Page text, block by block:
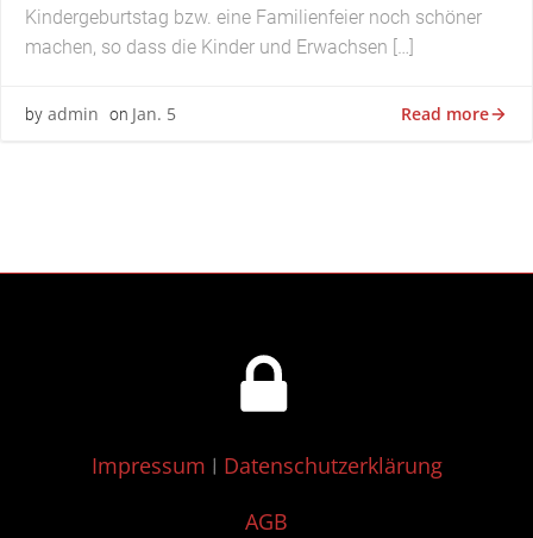
Kindergeburtstag bzw. eine Familienfeier noch schöner
machen, so dass die Kinder und Erwachsen […]
by admin on Jan. 5 Read more
Impressum | Datenschutzerklärung
AGB